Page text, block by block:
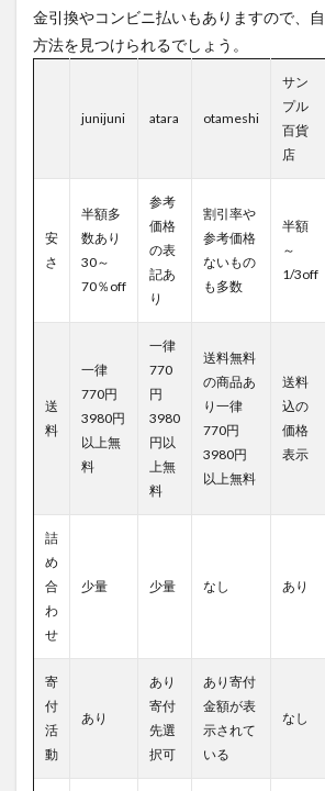
金引換やコンビニ払いもありますので、
方法を見つけられるでしょう。
junijuni atara otameshi
サン
プル
百貨
店
安
さ
半額多
数あり
30～
70％off
参考
価格
の表
記あ
り
割引率や
参考価格
ないもの
も多数
半額
～
1/3off
送
料
一律
770円
3980円
以上無
料
一律
770
円
3980
円以
上無
料
送料無料
の商品あ
り一律
770円
3980円
以上無料
送料
込の
価格
表示
詰
め
合
わ
せ
少量 少量 なし あり
寄
付
活
動
あり
あり
寄付
先選
択可
あり寄付
金額が表
示されて
いる
なし